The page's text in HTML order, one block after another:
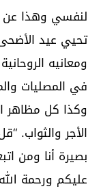
لنفسي وهذا عن
تحيي عيد
ومعانيه
في المصليات
وكذا كل مظاهر
الأجر والثواب.
بصيرة أنا ومن
عليكم ورحمة